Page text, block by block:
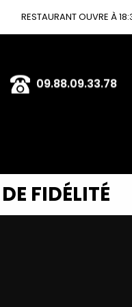
RESTAURANT OUVRE À
09.88.09.33.78
FIDÉLITÉ